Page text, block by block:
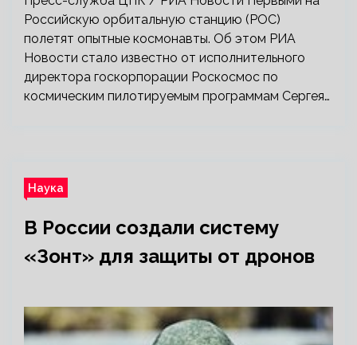
Российскую орбитальную станцию (РОС)
полетят опытные космонавты. Об этом РИА
Новости стало известно от исполнительного
директора госкорпорации Роскосмос по
космическим пилотируемым программам Сергея…
Наука
В России создали систему
«Зонт» для защиты от дронов